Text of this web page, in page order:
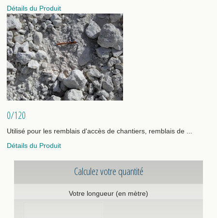
Détails du Produit
0/120
Utilisé pour les remblais d'accès de chantiers, remblais de ...
Détails du Produit
Calculez votre quantité
Votre longueur (en mètre)